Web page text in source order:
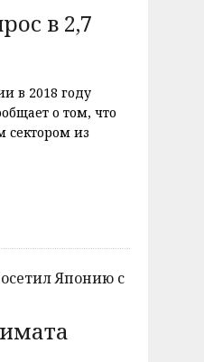
в 2,7
в 2018 году
о том, что
сектором из